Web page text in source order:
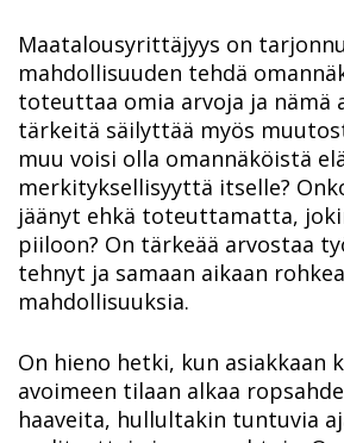
Maatalousyrittäjyys on
mahdollisuuden tehdä
toteuttaa omia arvoja ja nämä
tärkeitä säilyttää myös
muu voisi olla omannäköistä
merkityksellisyyttä itselle?
jäänyt ehkä toteuttamatta,
piiloon? On tärkeää arvostaa
tehnyt ja samaan aikaan
mahdollisuuksia.
On hieno hetki, kun asiakkaan
avoimeen tilaan alkaa
haaveita, hullultakin tuntuvia